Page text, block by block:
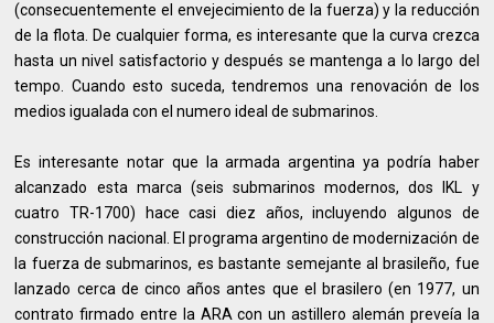
(consecuentemente el envejecimiento de la fuerza) y la reducción
de la flota. De cualquier forma, es interesante que la curva crezca
hasta un nivel satisfactorio y después se mantenga a lo largo del
tempo. Cuando esto suceda, tendremos una renovación de los
medios igualada con el numero ideal de submarinos.
Es interesante notar que la armada argentina ya podría haber
alcanzado esta marca (seis submarinos modernos, dos IKL y
cuatro TR-1700) hace casi diez años, incluyendo algunos de
construcción nacional. El programa argentino de modernización de
la fuerza de submarinos, es bastante semejante al brasileño, fue
lanzado cerca de cinco años antes que el brasilero (en 1977, un
contrato firmado entre la ARA con un astillero alemán preveía la